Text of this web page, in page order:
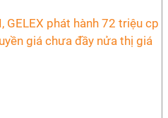
GELEX phát hành 72 triệu cp
giá chưa đầy nửa thị giá